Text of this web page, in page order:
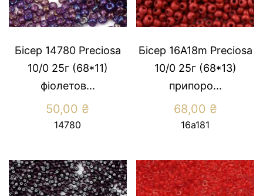
Бісер 14780 Preсiosa
10/0 25г (68*11)
фіолетов...
50,00 ₴
14780
Бісер 16А18m Preсiosa
10/0 25г (68*13)
припоро...
68,00 ₴
16а181